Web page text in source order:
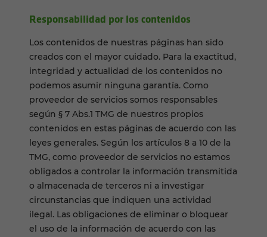
Responsabilidad por los contenidos
Los contenidos de nuestras páginas han sido
creados con el mayor cuidado. Para la exactitud,
integridad y actualidad de los contenidos no
podemos asumir ninguna garantía. Como
proveedor de servicios somos responsables
según § 7 Abs.1 TMG de nuestros propios
contenidos en estas páginas de acuerdo con las
leyes generales. Según los artículos 8 a 10 de la
TMG, como proveedor de servicios no estamos
obligados a controlar la información transmitida
o almacenada de terceros ni a investigar
circunstancias que indiquen una actividad
ilegal. Las obligaciones de eliminar o bloquear
el uso de la información de acuerdo con las